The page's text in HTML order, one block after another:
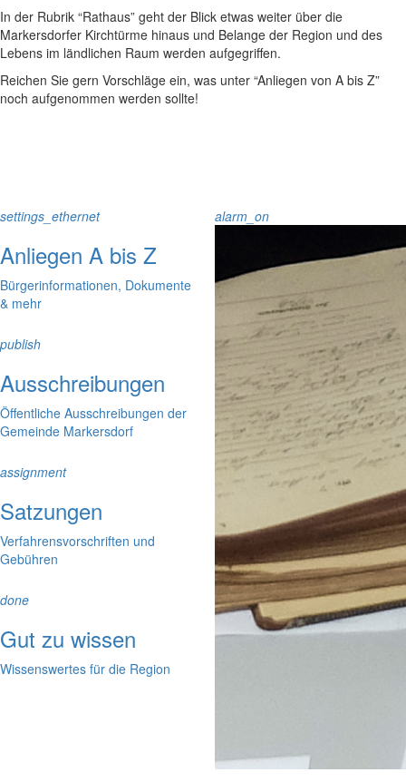
In der Rubrik “Rathaus” geht der Blick etwas weiter über die
Markersdorfer Kirchtürme hinaus und Belange der Region und des
Lebens im ländlichen Raum werden aufgegriffen.
Reichen Sie gern Vorschläge ein, was unter “Anliegen von A bis Z”
noch aufgenommen werden sollte!
settings_ethernet
Anliegen A bis Z
Bürgerinformationen, Dokumente
& mehr
alarm_on
publish
Ausschreibungen
Öffentliche Ausschreibungen der
Gemeinde Markersdorf
assignment
Satzungen
Verfahrensvorschriften und
Gebühren
done
Gut zu wissen
Wissenswertes für die Region